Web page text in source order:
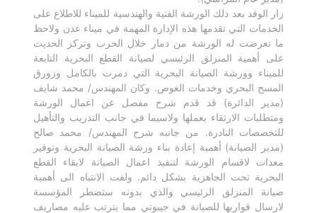
زار الوفد بعد ذلك الورشة الفنية والهندسية للميناء للاطلاع على
الخدمات التي تقدمها هذه الإدارة المهمة في ميناء عدن ولاحظ
ما تعرضت له الورشة من دمار خلال الحرب وتركز الحديث
على أهمية المنزلق الرئيسي لصيانة القطع البحرية التابعة
للميناء وورشة الصيانة البحرية التي دمرت بالكامل وزورق
المسح البحري وخدمات الغوص. وكان المهندس/ محمد شايف
(مدير الدائرة) قد قدم شرح مفصل عن اعمال الورشة
ومتطلبات الارتقاء بعملها ولاسيما في جانب التدريب والتأهيل
للتخصصات النادرة. من جانبه شرح المهندس/ محمد صالح
(مدير الصيانة) أهمية إعادة بناء ورشة الصيانة البحرية وتوفير
معدات لاقسام الورشة لتنفيذ اعمال الصيانة لابقاء القطع
البحرية تحت الجاهزية بشكل دائم. ولفت الانتباه الى أهمية
صيانة المنزلق الرئيسي والذي بدونه ستضطر المؤسسة
لارسال قواربها للصيانة في جيبوتي مما يترتب عليه مصاريف